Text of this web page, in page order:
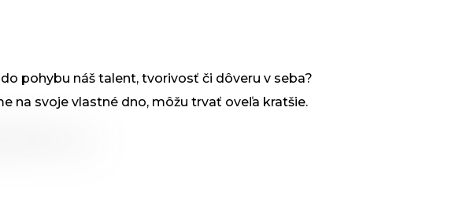
pohybu náš talent, tvorivosť či dôveru v seba?
na svoje vlastné dno, môžu trvať oveľa kratšie.